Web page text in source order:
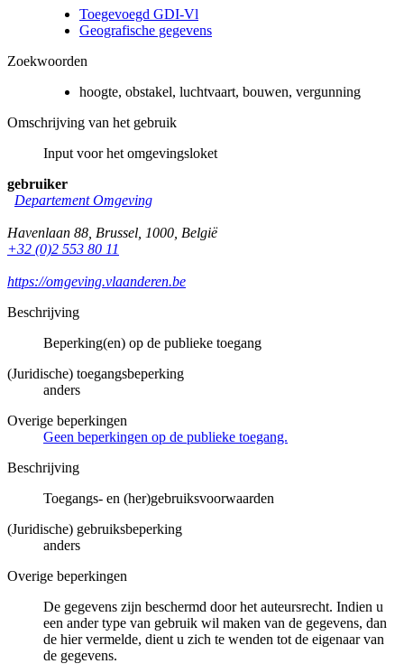
Toegevoegd GDI-Vl
Geografische gegevens
Zoekwoorden
hoogte, obstakel, luchtvaart, bouwen, vergunning
Omschrijving van het gebruik
Input voor het omgevingsloket
gebruiker
Departement Omgeving
Havenlaan 88 Brussel 1000 België
+32 (0)2 553 80 11
https://omgeving.vlaanderen.be
Beschrijving
Beperking(en) op de publieke toegang
(Juridische) toegangsbeperking
anders
Overige beperkingen
Geen beperkingen op de publieke toegang.
Beschrijving
Toegangs- en (her)gebruiksvoorwaarden
(Juridische) gebruiksbeperking
anders
Overige beperkingen
De gegevens zijn beschermd door het auteursrecht. Indien u
een ander type van gebruik wil maken van de gegevens, dan
de hier vermelde, dient u zich te wenden tot de eigenaar van
de gegevens.